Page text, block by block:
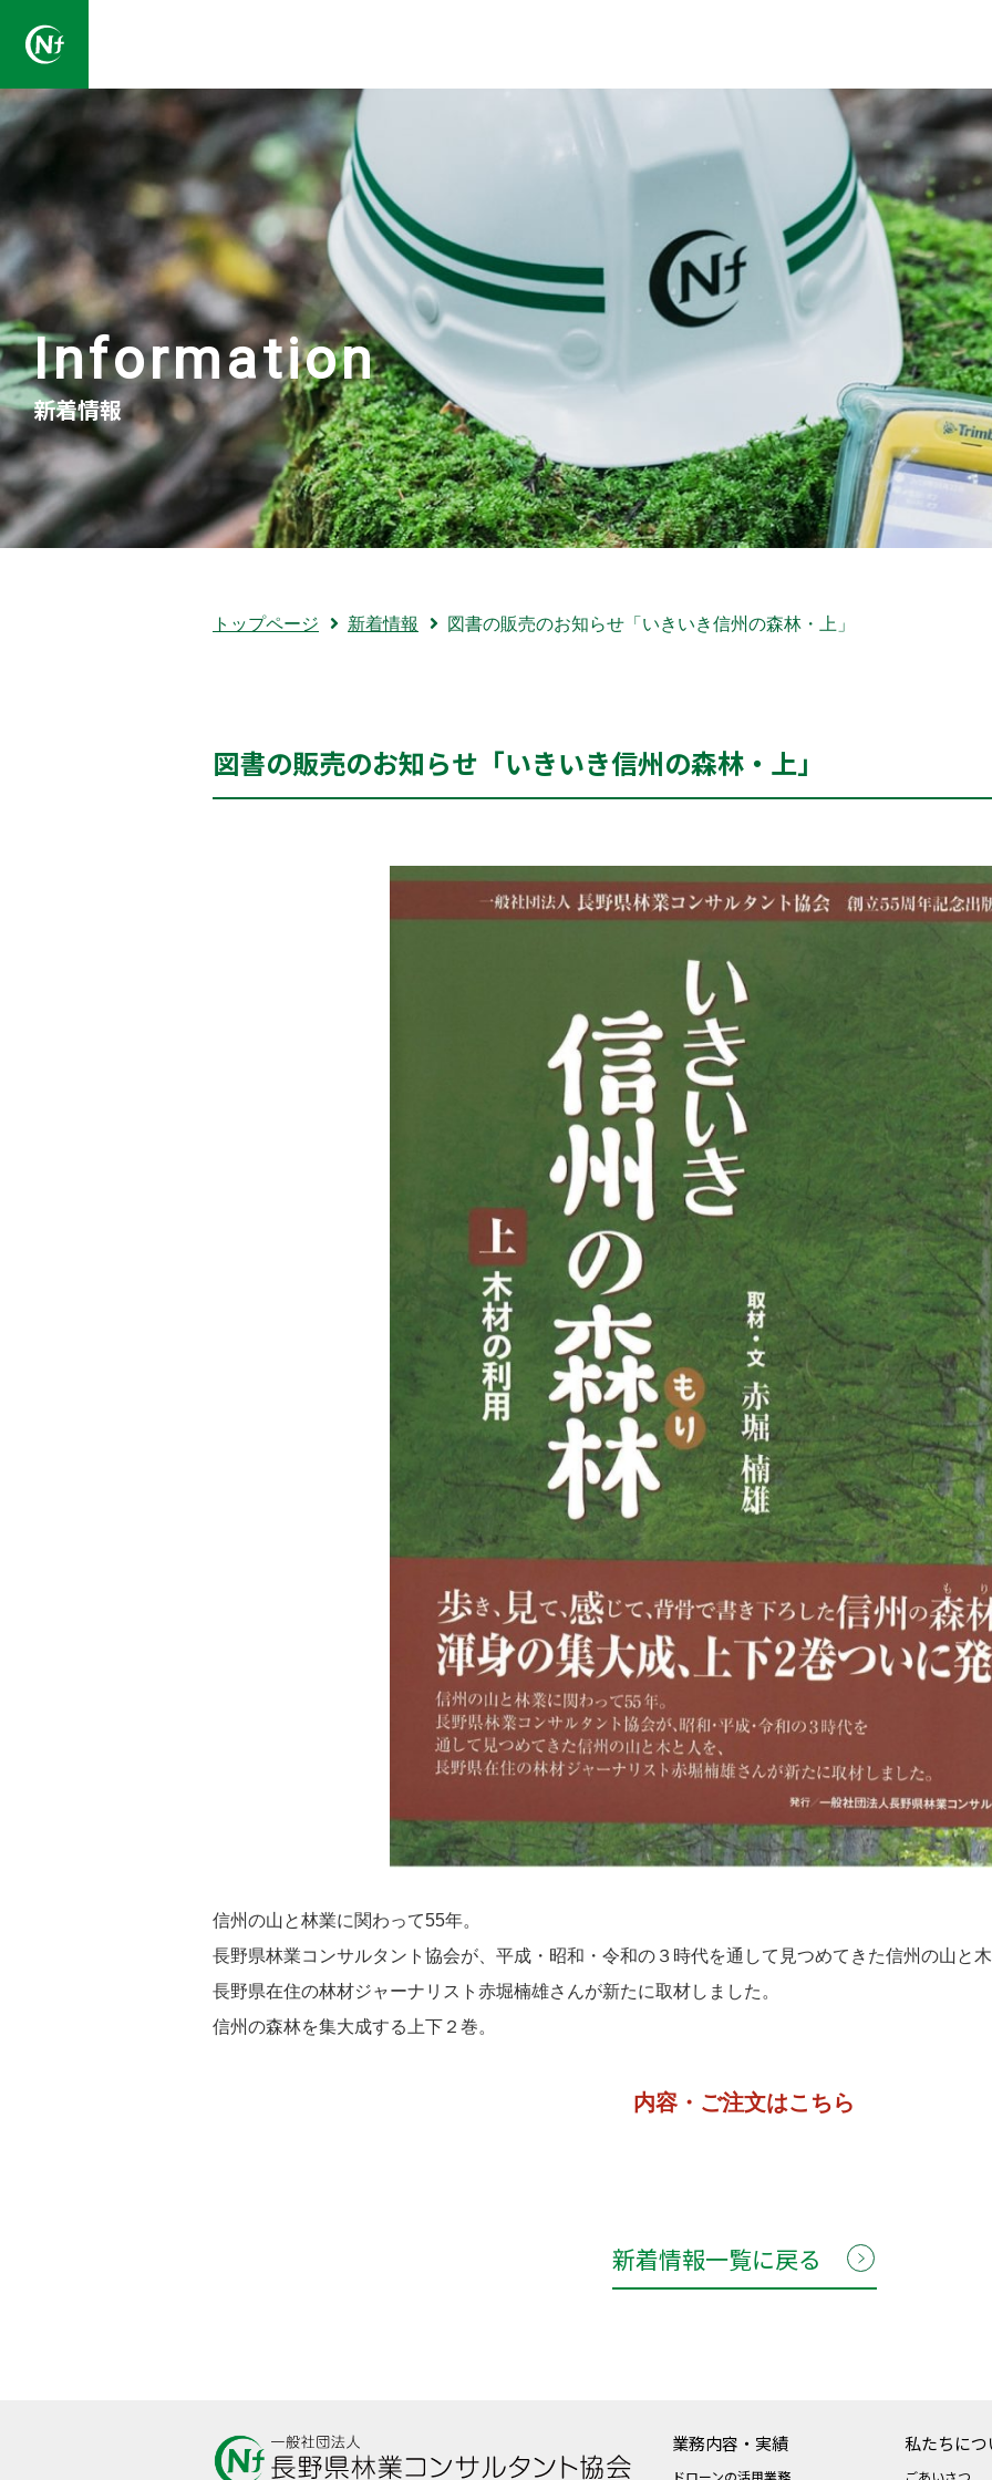
Information
新着情報
トップページ 新着情報 図書の販売のお知らせ「いきいき信州の森林・上」
図書の販売のお知らせ「いきいき信州の森林・上」
信州の山と林業に関わって55年。
長野県林業コンサルタント協会が、平成・昭和・令和の３時代を通して見つめてきた信州の山と
長野県在住の林材ジャーナリスト赤堀楠雄さんが新たに取材しました。
信州の森林を集大成する上下２巻。
内容・ご注文はこちら
新着情報一覧に戻る
業務内容・実績 私たちにつ